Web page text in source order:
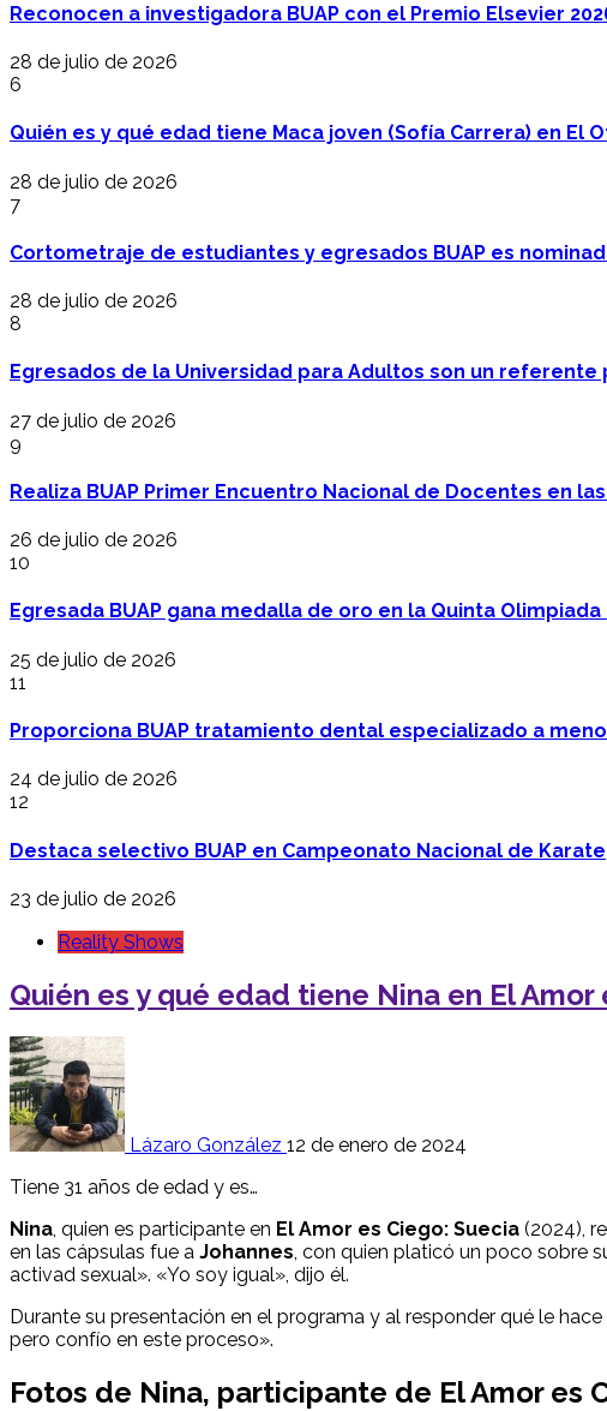
Reconocen a investigadora BUAP con el Premio Elsevier
28 de julio de 2026
6
Quién es y qué edad tiene Maca joven (Sofía Carrera) en El
28 de julio de 2026
7
Cortometraje de estudiantes y egresados BUAP es
28 de julio de 2026
8
Egresados de la Universidad para Adultos son un
27 de julio de 2026
9
Realiza BUAP Primer Encuentro Nacional de Docentes en
26 de julio de 2026
10
Egresada BUAP gana medalla de oro en la Quinta
25 de julio de 2026
11
Proporciona BUAP tratamiento dental especializado a
24 de julio de 2026
12
Destaca selectivo BUAP en Campeonato Nacional de Karate
23 de julio de 2026
Reality Shows
Quién es y qué edad tiene Nina en El Amor
Lázaro González 12 de enero de 2024
Tiene 31 años de edad y es…
Nina , quien es participante en El Amor es Ciego: Suecia (2024),
en las cápsulas fue a Johannes , con quien platicó un poco sobre
activad sexual». «Yo soy igual», dijo él.
Durante su presentación en el programa y al responder qué le
pero confío en este proceso».
Fotos de Nina, participante de El Amor es